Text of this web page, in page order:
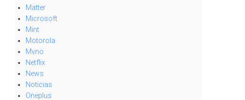
Matter
Microsoft
Mint
Motorola
Mvno
Netflix
News
Noticias
Oneplus